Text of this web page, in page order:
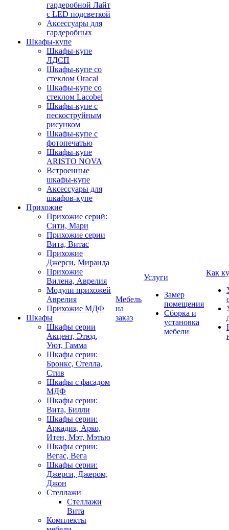
гардеробной Лайт
с LED подсветкой
Аксессуары для
гардеробных
Шкафы-купе
Шкафы-купе
ЛДСП
Шкафы-купе со
стеклом Oracal
Шкафы-купе со
стеклом Lacobel
Шкафы-купе с
пескоструйным
рисунком
Шкафы-купе с
фотопечатью
Шкафы-купе
ARISTO NOVA
Встроенные
шкафы-купе
Аксессуары для
шкафов-купе
Прихожие
Прихожие серий:
Сити, Мари
Прихожие серии
Вита, Витас
Прихожие
Джерси, Миранда
Прихожие
Вилена, Аврелия
Модули прихожей
Аврелия
Прихожие МДФ
Шкафы
Шкафы серии
Акцент, Этюд,
Уют, Гамма
Шкафы серии:
Бронкс, Стелла,
Стив
Шкафы с фасадом
МДФ
Шкафы серии:
Вита, Билли
Шкафы серии:
Аркадия, Арко,
Итен, Мэт, Мэтью
Шкафы серии:
Вегас, Вега
Шкафы серии:
Джерси, Джером,
Джон
Стеллажи
Стеллажи
Вита
Комплекты
Мебель
на
заказ
Услуги
Замер
помещения
Сборка и
установка
мебели
Как